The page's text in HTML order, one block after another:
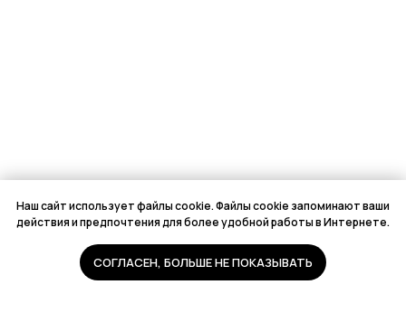
Наш сайт использует файлы cookie. Файлы cookie запоминают ваши
действия и предпочтения для более удобной работы в Интернете.
СОГЛАСЕН, БОЛЬШЕ НЕ ПОКАЗЫВАТЬ